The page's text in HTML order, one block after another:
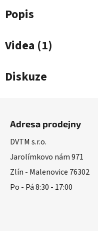
Popis
Videa (1)
Diskuze
Adresa prodejny
DVTM s.r.o.
Jarolímkovo nám 971
Zlín - Malenovice 76302
Po - Pá 8:30 - 17:00